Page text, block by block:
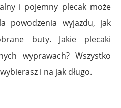
i pojemny plecak może
powodzenia wyjazdu, jak
buty. Jakie plecaki
wyprawach? Wszystko
i na jak długo.